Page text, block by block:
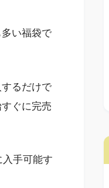
い福袋で
るだけで
ぐに完売
手可能す